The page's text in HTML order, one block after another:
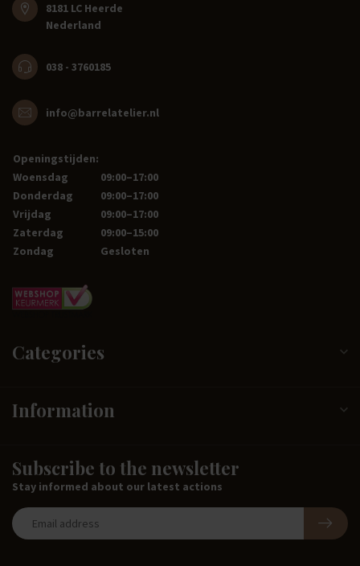
8181 LC Heerde
Nederland
038 - 3760185
info@barrelatelier.nl
Openingstijden:
Woensdag
09:00–17:00
Donderdag
09:00–17:00
Vrijdag
09:00–17:00
Zaterdag
09:00–15:00
Zondag
Gesloten
Categories
Information
Subscribe to the newsletter
Stay informed about our latest actions